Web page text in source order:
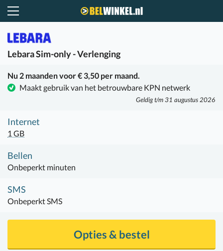
LebaraSim-only - Verlenging
Nu 2 maanden voor € 3,50 per maand.
Maakt gebruik van het betrouwbare KPN netwerk
Geldig t/m 31 augustus 2026
Internet
1 GB
Bellen
Onbeperkt minuten
SMS
Onbeperkt SMS
Opties & bestel